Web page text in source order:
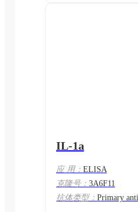
IL-1a
应 用： ELISA
克隆号： 3A6F11
抗体类型： Primary